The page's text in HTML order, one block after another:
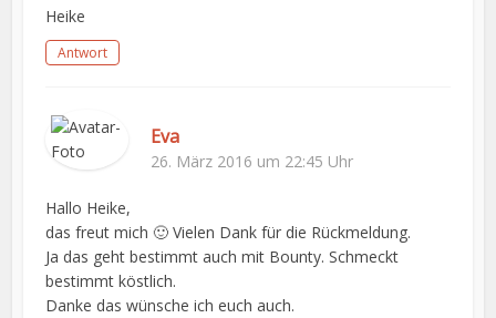
Heike
Antwort
Eva
26. März 2016 um 22:45 Uhr
Hallo Heike,
das freut mich 🙂 Vielen Dank für die Rückmeldung.
Ja das geht bestimmt auch mit Bounty. Schmeckt
bestimmt köstlich.
Danke das wünsche ich euch auch.